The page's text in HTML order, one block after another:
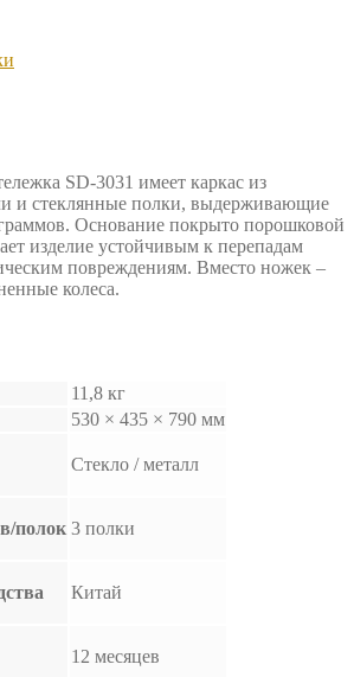
SD-3031 имеет каркас из
и стеклянные полки, выдерживающие
Основание покрыто порошковой
изделие устойчивым к перепадам
повреждениям. Вместо ножек –
колеса.
11,8 кг
530 × 435 × 790 мм
Стекло / металл
полок 3 полки
Китай
12 месяцев